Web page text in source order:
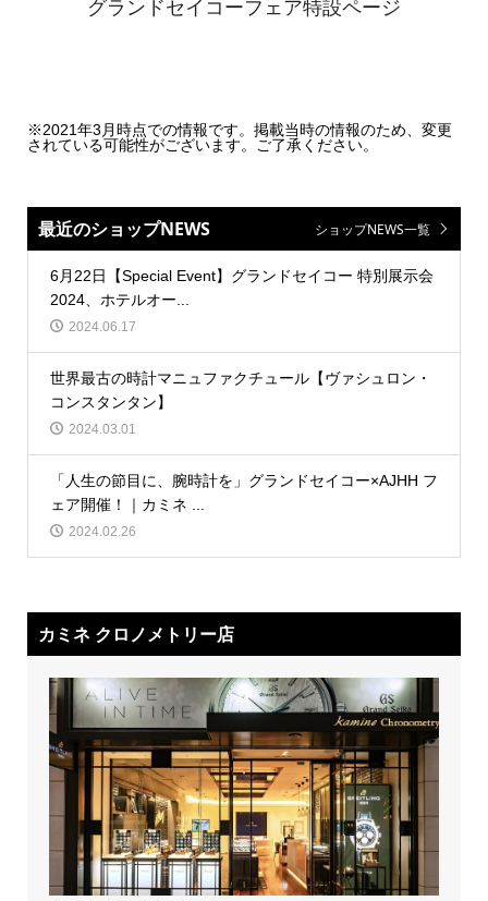
グランドセイコーフェア特設ページ
※2021年3月時点での情報です。掲載当時の情報のため、変更
されている可能性がございます。ご了承ください。
最近のショップNEWS ショップNEWS一覧
6月22日【Special Event】グランドセイコー 特別展示会
2024、ホテルオー...
2024.06.17
世界最古の時計マニュファクチュール【ヴァシュロン・
コンスタンタン】
2024.03.01
「人生の節目に、腕時計を」グランドセイコー×AJHH フ
ェア開催！｜カミネ ...
2024.02.26
カミネ クロノメトリー店